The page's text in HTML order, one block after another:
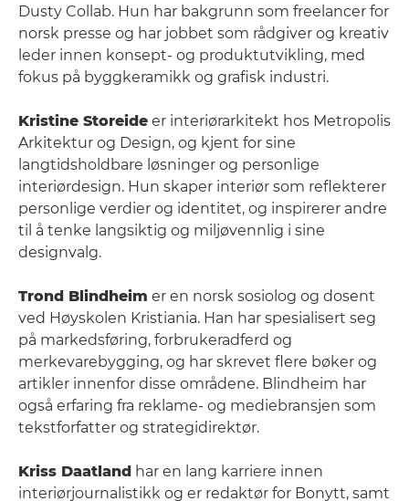
Dusty Collab. Hun har bakgrunn som freelancer for
norsk presse og har jobbet som rådgiver og kreativ
leder innen konsept- og produktutvikling, med
fokus på byggkeramikk og grafisk industri.
Kristine Storeide er interiørarkitekt hos Metropolis
Arkitektur og Design, og kjent for sine
langtidsholdbare løsninger og personlige
interiørdesign. Hun skaper interiør som reflekterer
personlige verdier og identitet, og inspirerer andre
til å tenke langsiktig og miljøvennlig i sine
designvalg.
Trond Blindheim er en norsk sosiolog og dosent
ved Høyskolen Kristiania. Han har spesialisert seg
på markedsføring, forbrukeradferd og
merkevarebygging, og har skrevet flere bøker og
artikler innenfor disse områdene. Blindheim har
også erfaring fra reklame- og mediebransjen som
tekstforfatter og strategidirektør.
Kriss Daatland har en lang karriere innen
interiørjournalistikk og er redaktør for Bonytt, samt